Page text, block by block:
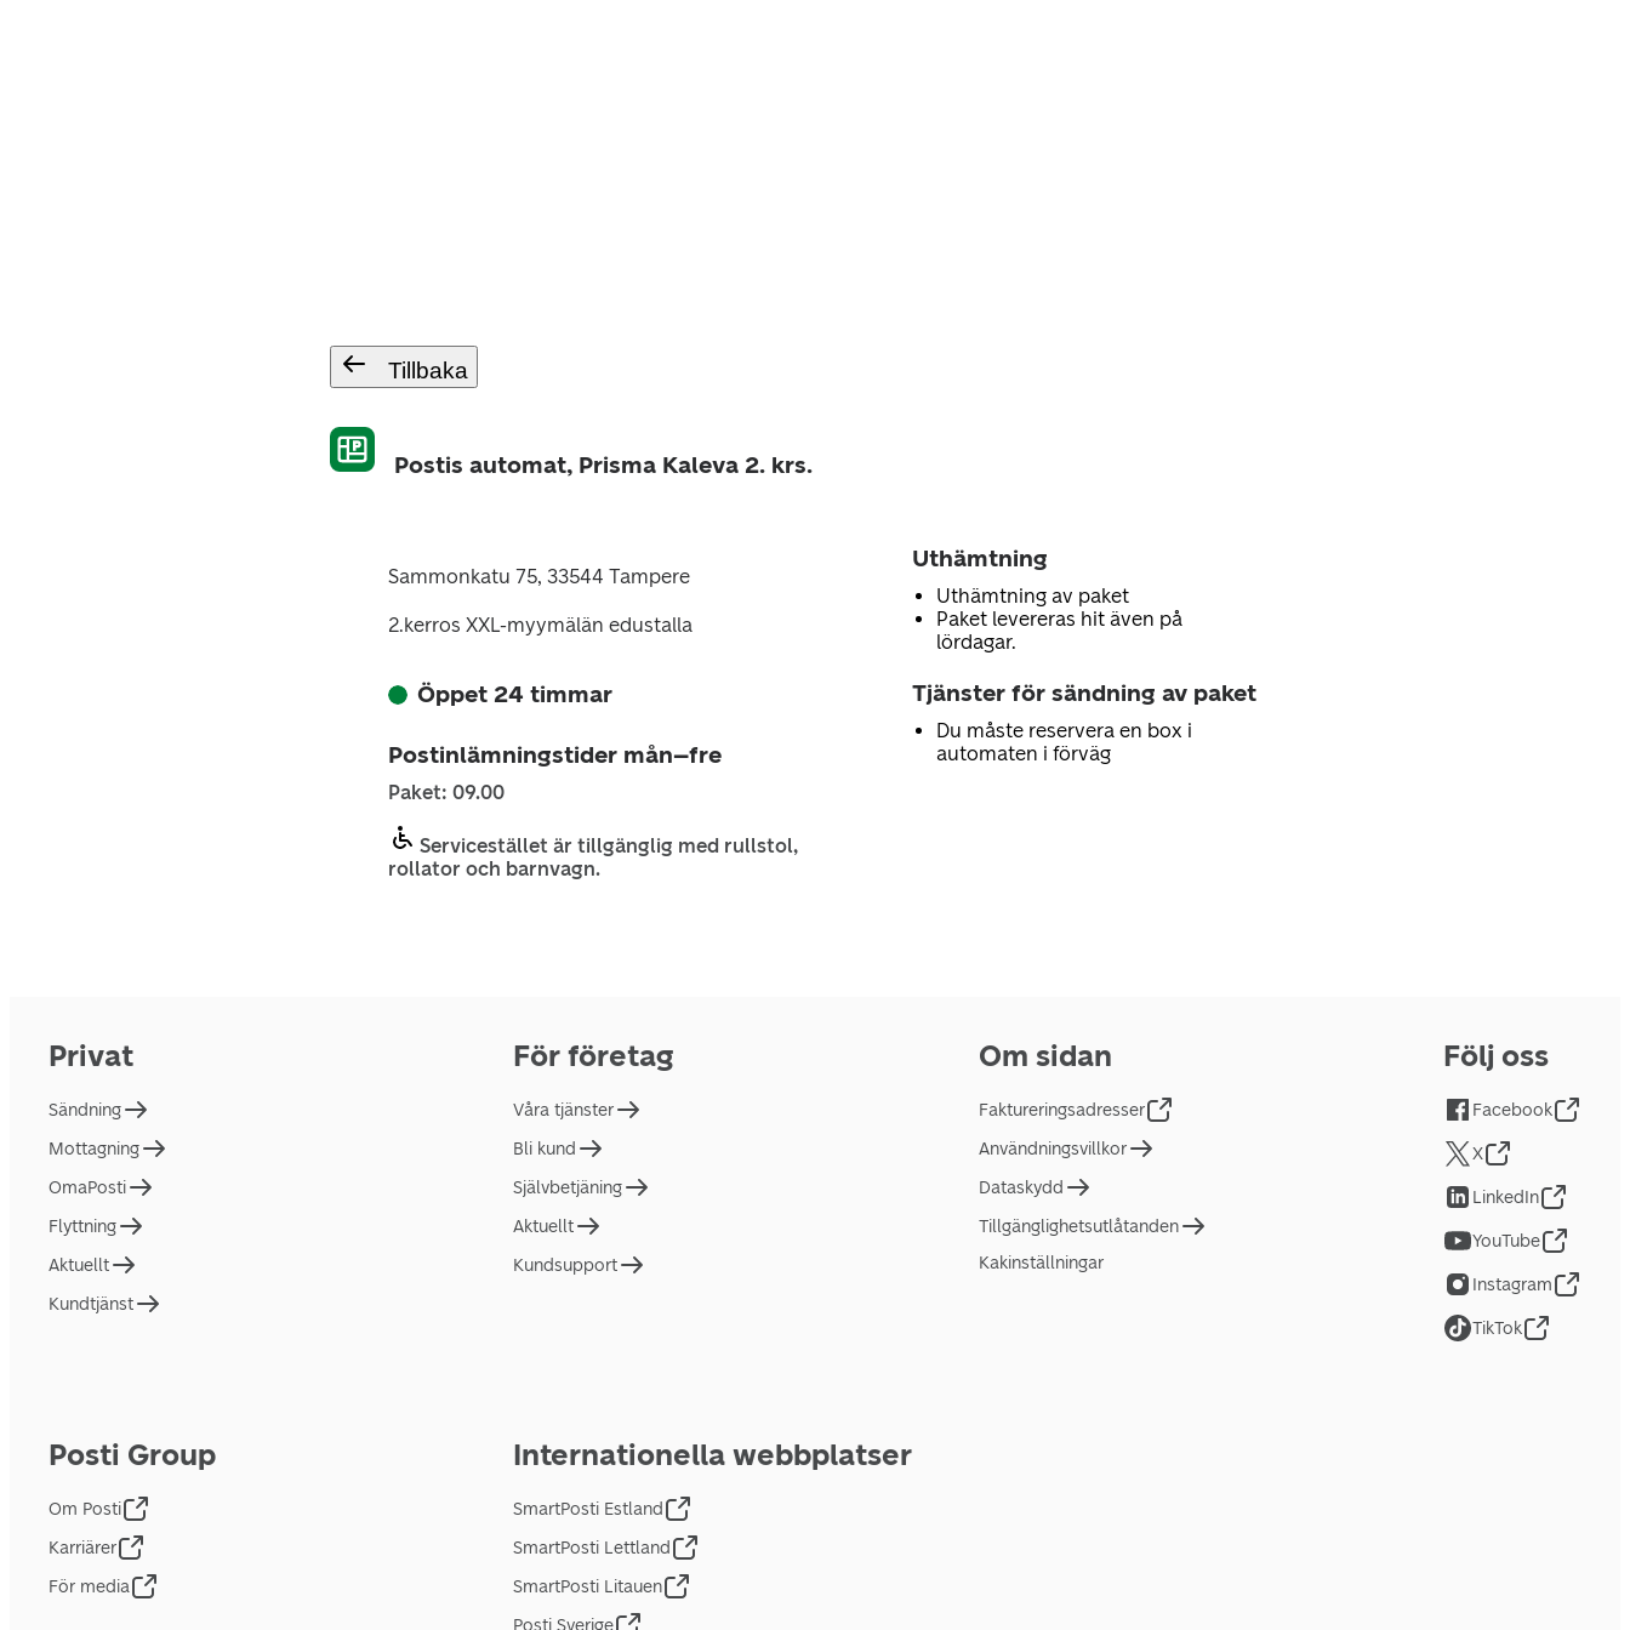
Tillbaka
Postis automat, Prisma Kaleva 2. krs.
Sammonkatu 75, 33544 Tampere
2.kerros XXL-myymälän edustalla
Öppet 24 timmar
Postinlämningstider mån–fre
Paket: 09.00
Servicestället är tillgänglig med rullstol,
rollator och barnvagn.
Uthämtning
Uthämtning av paket
Paket levereras hit även på
lördagar.
Tjänster för sändning av paket
Du måste reservera en box i
automaten i förväg
Privat
Sändning
Mottagning
OmaPosti
Flyttning
Aktuellt
Kundtjänst
För företag
Våra tjänster
Bli kund
Självbetjäning
Aktuellt
Kundsupport
Om sidan
Faktureringsadresser
Användningsvillkor
Dataskydd
Tillgänglighetsutlåtanden
Kakinställningar
Posti Group
Om Posti
Karriärer
För media
Internationella webbplatser
SmartPosti Estland
SmartPosti Lettland
SmartPosti Litauen
Posti Sverige
Följ oss
Facebook
X
LinkedIn
YouTube
Instagram
TikTok